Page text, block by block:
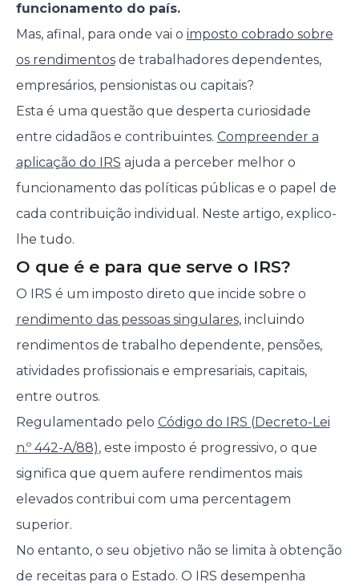
funcionamento do país.
Mas, afinal, para onde vai o imposto cobrado sobre
os rendimentosde trabalhadores dependentes,
empresários, pensionistas ou capitais?
Esta é uma questão que desperta curiosidade
entre cidadãos e contribuintes. Compreender a
aplicação do IRS ajuda a perceber melhor o
funcionamento das políticas públicas e o papel de
cada contribuição individual. Neste artigo, explico-
lhe tudo.
O que é e para que serve o IRS?
O IRS é um imposto direto que incide sobre o
rendimento das pessoas singulares, incluindo
rendimentos de trabalho dependente, pensões,
atividades profissionais e empresariais, capitais,
entre outros.
Regulamentado pelo Código do IRS (Decreto-Lei
n.º 442-A/88), este imposto é progressivo, o que
significa que quem aufere rendimentos mais
elevados contribui com uma percentagem
superior.
No entanto, o seu objetivo não se limita à obtenção
de receitas para o Estado. O IRS desempenha